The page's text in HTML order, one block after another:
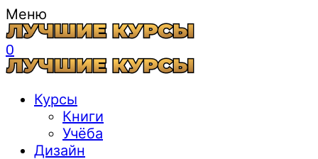
Меню
0
Курсы
Книги
Учёба
Дизайн